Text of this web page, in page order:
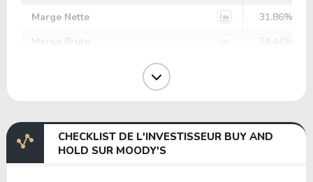
Marge Nette
31.86%
Marge Brute
74.44%
EV/EBITDA
103.93
EV/EBIT
CHECKLIST DE L'INVESTISSEUR BUY AND
HOLD SUR MOODY'S